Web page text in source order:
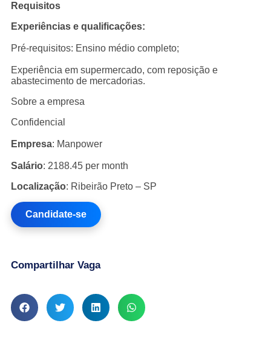
Requisitos
Experiências e qualificações:
Pré-requisitos: Ensino médio completo;
Experiência em supermercado, com reposição e
abastecimento de mercadorias.
Sobre a empresa
Confidencial
Empresa: Manpower
Salário: 2188.45 per month
Localização: Ribeirão Preto – SP
Candidate-se
Compartilhar Vaga